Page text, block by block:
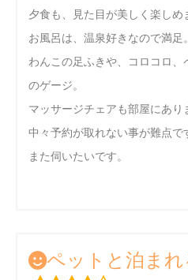
夕食も、見た目が美しく楽しめ
お風呂は、温泉好きなので満足。
わんこの足ふきや、コロコロ、
のゲージ。
マッサージチェアも部屋にあり
中々予約が取れない事が難点で
また伺いたいです。
ペットと泊まれ